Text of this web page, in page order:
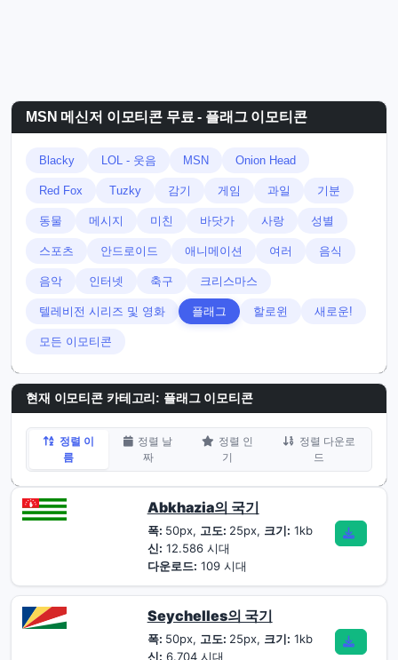
MSN 메신저 이모티콘 무료 - 플래그 이모티콘
Blacky LOL - 웃음 MSN Onion Head
Red Fox Tuzky 감기 게임 과일 기분
동물 메시지 미친 바닷가 사랑 성별
스포츠 안드로이드 애니메이션 여러 음식
음악 인터넷 축구 크리스마스
텔레비전 시리즈 및 영화 플래그 할로윈 새로운!
모든 이모티콘
현재 이모티콘 카테고리: 플래그 이모티콘
정렬 이
름
정렬 날
짜
정렬 인
기
정렬 다운로
드
Abkhazia의 국기
폭: 50px, 고도: 25px, 크기: 1kb
신: 12.586 시대
다운로드: 109 시대
Seychelles의 국기
폭: 50px, 고도: 25px, 크기: 1kb
신: 6.704 시대